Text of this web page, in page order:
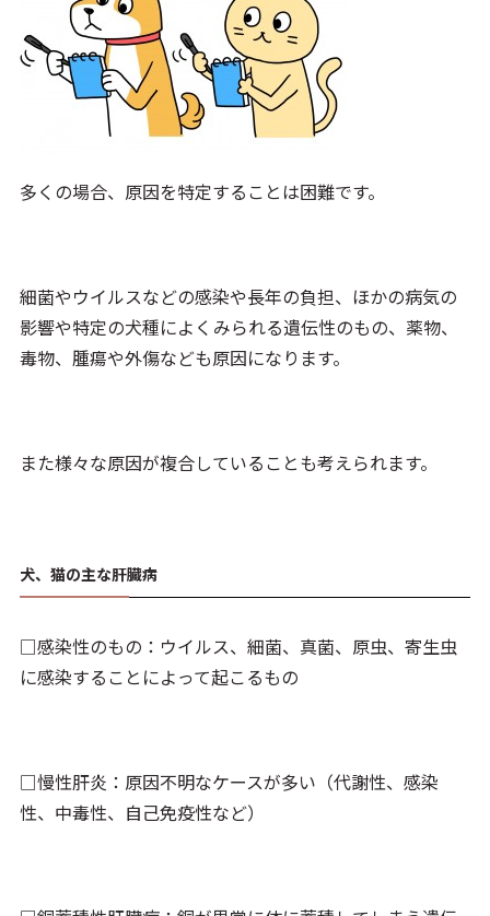
多くの場合、原因を特定することは困難です。
細菌やウイルスなどの感染や長年の負担、ほかの病気の
影響や特定の犬種によくみられる遺伝性のもの、薬物、
毒物、腫瘍や外傷なども原因になります。
また様々な原因が複合していることも考えられます。
犬、猫の主な肝臓病
□感染性のもの：ウイルス、細菌、真菌、原虫、寄生虫
に感染することによって起こるもの
□慢性肝炎：原因不明なケースが多い（代謝性、感染
性、中毒性、自己免疫性など）